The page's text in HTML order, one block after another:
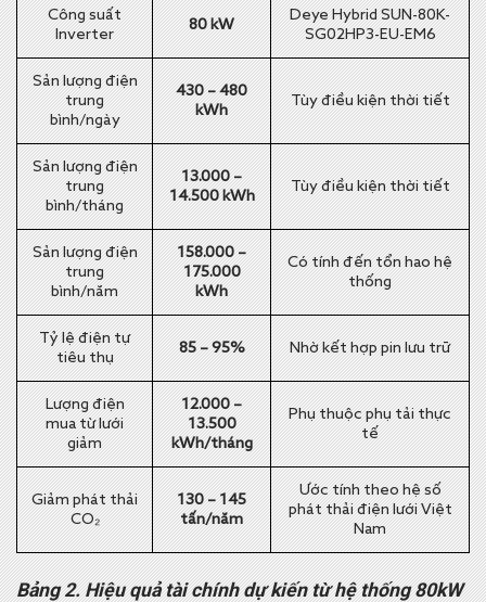
Công suất
Inverter
80 kW
Deye Hybrid SUN-80K-
SG02HP3-EU-EM6
Sản lượng điện
trung
bình/ngày
430 – 480
kWh
Tùy điều kiện thời tiết
Sản lượng điện
trung
bình/tháng
13.000 –
14.500 kWh
Tùy điều kiện thời tiết
Sản lượng điện
trung
bình/năm
158.000 –
175.000
kWh
Có tính đến tổn hao hệ
thống
Tỷ lệ điện tự
tiêu thụ
85 – 95% Nhờ kết hợp pin lưu trữ
Lượng điện
mua từ lưới
giảm
12.000 –
13.500
kWh/tháng
Phụ thuộc phụ tải thực
tế
Giảm phát thải
CO₂
130 – 145
tấn/năm
Ước tính theo hệ số
phát thải điện lưới Việt
Nam
Bảng 2. Hiệu quả tài chính dự kiến từ hệ thống 80kW